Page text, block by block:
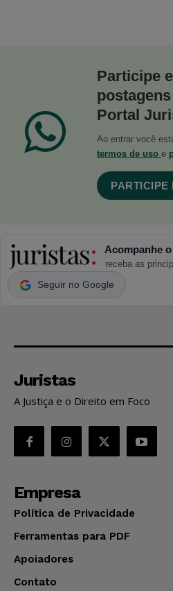
Participe
Portal
Ao entrar você
termos de uso e
Acompanhe
receba as
Seguir no Google
Juristas
A Justiça e o Direito em Foco
Empresa
Política de Privacidade
Ferramentas para PDF
Apoiadores
Contato